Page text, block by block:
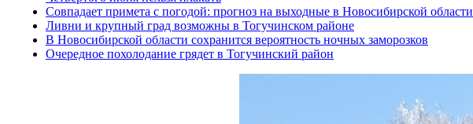
Совпадает примета с погодой: прогноз на выходные в Новосибирской области
Ливни и крупный град возможны в Тогучинском районе
В Новосибирской области сохранится вероятность ночных заморозков
Очередное похолодание грядет в Тогучинский район